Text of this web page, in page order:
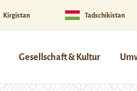
Kirgistan Tadschikistan
Gesellschaft & Kultur